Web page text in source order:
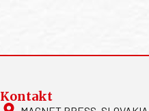
Kontakt